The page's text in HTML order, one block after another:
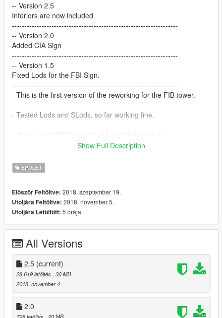
-- Version 2.5
Interiors are now included
-------------------------------------------------------------------
-- Version 2.0
Added CIA Sign
-------------------------------------------------------------------
-- Version 1.5
Fixed Lods for the FBI Sign.
-------------------------------------------------------------------
- This is the first version of the reworking for the FIB tower.
- Tested Lods and SLods, so far working fine.
-- If you want FBI Sign with CIA, install version 2.0
- If you have any suggestions for the tower or the lights color,
Post it !
Follow the installation instructions in the Readme.
-- Do Not share this mod on any website.
-EaGLe09x
Show Full Description
ÉPÜLET
Először Feltöltve: 2018. szeptember 19.
Utoljára Feltöltve: 2018. november 5.
Utoljára Letöltött: 5 órája
All Versions
2.5 (current)
28 619 letöltés , 30 MB
2018. november 4.
2.0